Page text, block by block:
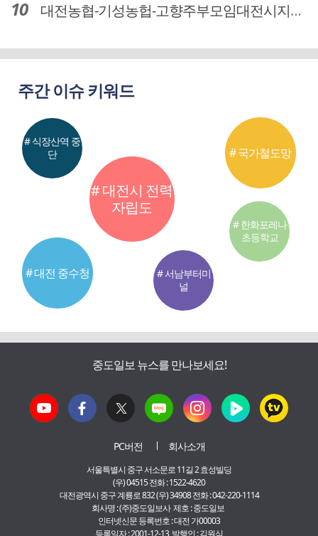
대전농협-기성농헙-고향주부모임대전시지회, 이심점심 중식지원 봉사활동
주간 이슈 키워드
# 대전시 전력
자립도
# 대전 중수청
# 국가철도망
# 식장산역 중
단
# 서남부터미
널
# 한화포레나
초등학교
중도일보 뉴스를 만나보세요!
PC버전 회사소개
서울특별시 중구 서소문로 11길 2 효성빌딩
(우) 04515 전화 : 1522-4620
대전광역시 중구 계룡로 832 (우) 34908 전화 : 042-220-1114
회사명 : (주)중도일보사 제호 : 중도일보
인터넷신문 등록번호 : 대전 가00003